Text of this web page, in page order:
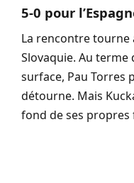
5-0 pour
La rencontre
Slovaquie. Au terme
surface, Pau Torres
détourne. Mais
fond de ses propres